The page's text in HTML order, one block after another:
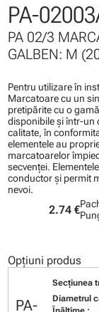
PA-
PA 02/3
GALBEN: M
Pentru utilizare în
Marcatoare cu un
pretipărite cu o
disponibile şi într-un
calitate, în
elementele au
marcatoarelor
secvenţei.
conductor şi permit
nevoi.
2.74 €
Opțiuni produs
PA-
Secţiunea
Diametrul